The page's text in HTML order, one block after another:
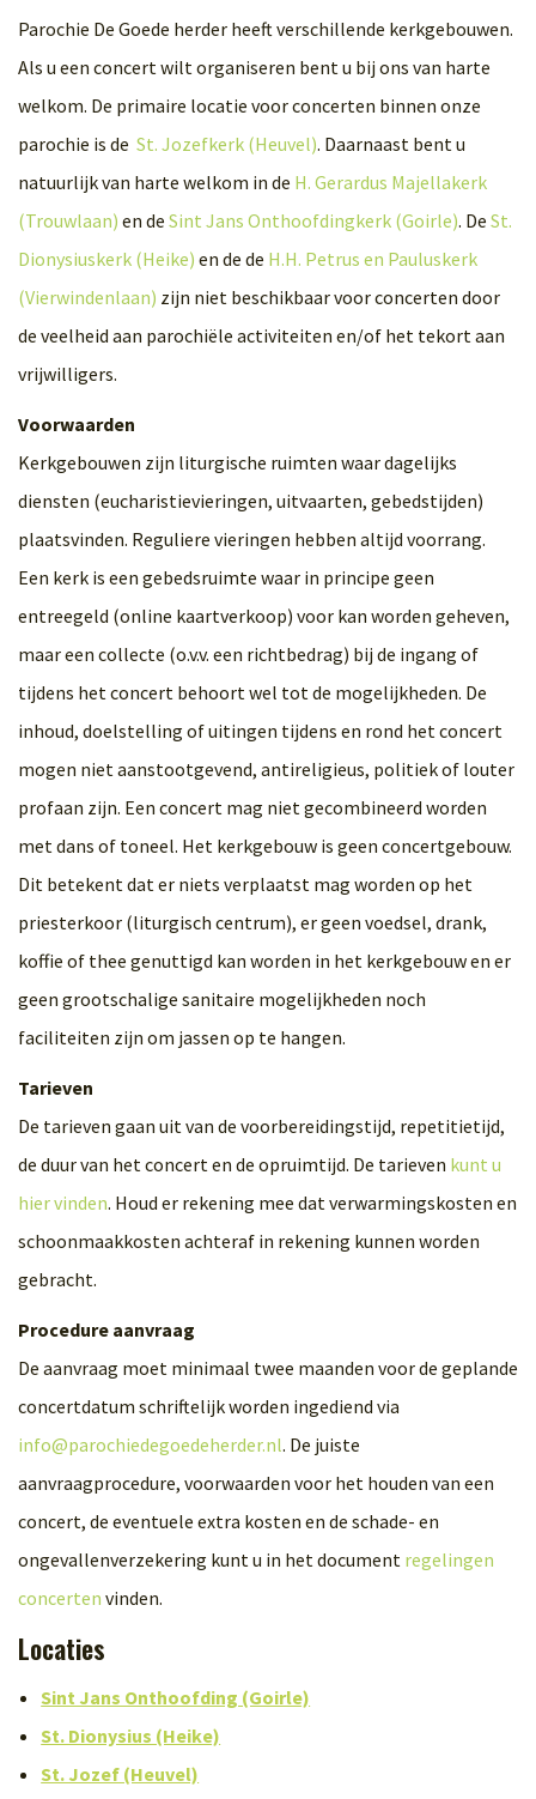
Parochie De Goede herder heeft verschillende kerkgebouwen.
Als u een concert wilt organiseren bent u bij ons van harte
welkom. De primaire locatie voor concerten binnen onze
parochie is de St. Jozefkerk (Heuvel). Daarnaast bent u
natuurlijk van harte welkom in de H. Gerardus Majellakerk
(Trouwlaan) en de Sint Jans Onthoofdingkerk (Goirle). De St.
Dionysiuskerk (Heike) en de de H.H. Petrus en Pauluskerk
(Vierwindenlaan) zijn niet beschikbaar voor concerten door
de veelheid aan parochiële activiteiten en/of het tekort aan
vrijwilligers.
Voorwaarden
Kerkgebouwen zijn liturgische ruimten waar dagelijks
diensten (eucharistievieringen, uitvaarten, gebedstijden)
plaatsvinden. Reguliere vieringen hebben altijd voorrang.
Een kerk is een gebedsruimte waar in principe geen
entreegeld (online kaartverkoop) voor kan worden geheven,
maar een collecte (o.v.v. een richtbedrag) bij de ingang of
tijdens het concert behoort wel tot de mogelijkheden. De
inhoud, doelstelling of uitingen tijdens en rond het concert
mogen niet aanstootgevend, antireligieus, politiek of louter
profaan zijn. Een concert mag niet gecombineerd worden
met dans of toneel. Het kerkgebouw is geen concertgebouw.
Dit betekent dat er niets verplaatst mag worden op het
priesterkoor (liturgisch centrum), er geen voedsel, drank,
koffie of thee genuttigd kan worden in het kerkgebouw en er
geen grootschalige sanitaire mogelijkheden noch
faciliteiten zijn om jassen op te hangen.
Tarieven
De tarieven gaan uit van de voorbereidingstijd, repetitietijd,
de duur van het concert en de opruimtijd. De tarieven kunt u
hier vinden. Houd er rekening mee dat verwarmingskosten en
schoonmaakkosten achteraf in rekening kunnen worden
gebracht.
Procedure aanvraag
De aanvraag moet minimaal twee maanden voor de geplande
concertdatum schriftelijk worden ingediend via
info@parochiedegoedeherder.nl. De juiste
aanvraagprocedure, voorwaarden voor het houden van een
concert, de eventuele extra kosten en de schade- en
ongevallenverzekering kunt u in het document regelingen
concerten vinden.
Locaties
Sint Jans Onthoofding (Goirle)
St. Dionysius (Heike)
St. Jozef (Heuvel)